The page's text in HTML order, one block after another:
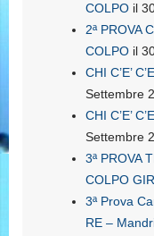
COLPO il
2ª PROVA
COLPO il
CHI C’E’
Settembre
CHI C’E’
Settembre
3ª PROVA
COLPO
3ª Prova
RE –